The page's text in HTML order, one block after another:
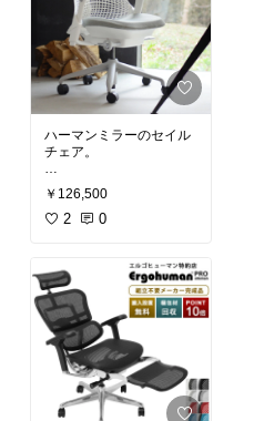
通常8時間つかれにくい
として作られているが、
この椅子はなんと12時間
で作られているそう。
そんな仕事しないけど
ね！でも疲れにくさは確
かに抜群。
ハーマンミラーのセイル
チェア。
前傾姿勢で仕事をする人
にフィットした一台！
医療系の機関にも使われ
背もたれのデザインが本
当にカッコいい…
ちょっと硬い素材だけ
ど、前傾姿勢がスタンダ
ードの人にとってはいい
のかも。
デザイン性も拾っている
のがとてもよい○
￥126,500
2 0